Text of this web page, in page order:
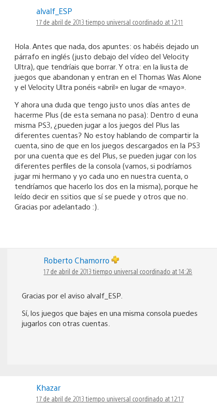
alvalf_ESP
17 de abril de 2013 tiempo universal coordinado at 12:11
Hola. Antes que nada, dos apuntes: os habéis dejado un
párrafo en inglés (justo debajo del vídeo del Velocity
Ultra), que tendríais que borrar. Y otra: en la liusta de
juegos que abandonan y entran en el Thomas Was Alone
y el Velocity Ultra ponéis «abril» en lugar de «mayo».
Y ahora una duda que tengo justo unos días antes de
hacerme Plus (de esta semana no pasa): Dentro d euna
misma PS3, ¿pueden jugar a los juegos del Plus las
diferentes cuentas? No estoy hablando de compartir la
cuenta, sino de que en los juegos descargados en la PS3
por una cuenta que es del Plus, se pueden jugar con los
diferentes perfiles de la consola (vamos, si podríamos
jugar mi hermano y yo cada uno en nuestra cuenta, o
tendríamos que hacerlo los dos en la misma), porque he
leído decir en ssitios que sí se puede y otros que no.
Gracias por adelantado :).
Roberto Chamorro
17 de abril de 2013 tiempo universal coordinado at 14:28
Gracias por el aviso alvalf_ESP.
Sí, los juegos que bajes en una misma consola puedes
jugarlos con otras cuentas.
Khazar
17 de abril de 2013 tiempo universal coordinado at 12:17